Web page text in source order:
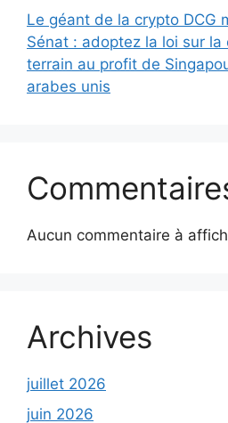
Le géant de la crypto DCG
Sénat : adoptez la loi sur
terrain au profit de
arabes unis
Aucun commentaire à
Archives
juillet 2026
juin 2026